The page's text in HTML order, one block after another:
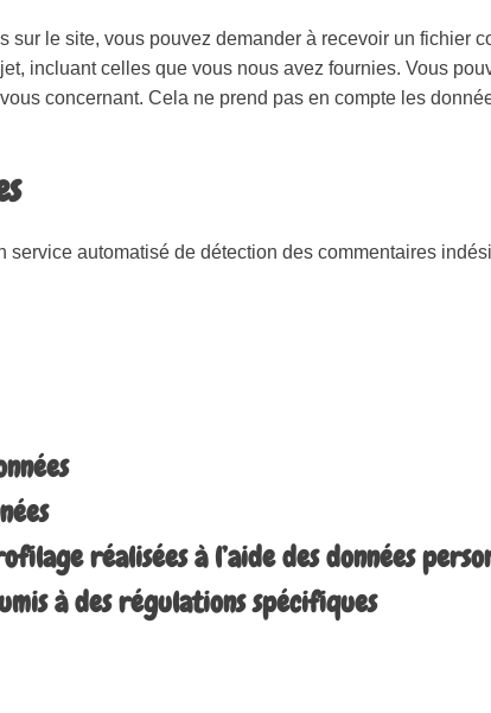
le site, vous pouvez demander à recevoir un fichier
incluant celles que vous nous avez fournies. Vous
concernant. Cela ne prend pas en compte les
service automatisé de détection des commentaires
réalisées à l’aide des données
à des régulations spécifiques